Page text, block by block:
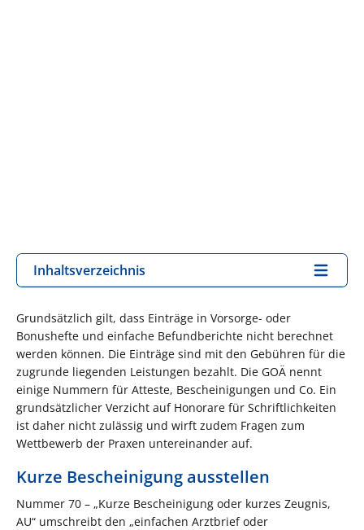
Inhaltsverzeichnis
Grundsätzlich gilt, dass Einträge in Vorsorge- oder
Bonushefte und einfache Befundberichte nicht berechnet
werden können. Die Einträge sind mit den Gebühren für die
zugrunde liegenden Leistungen bezahlt. Die GOÄ nennt
einige Nummern für Atteste, Bescheinigungen und Co. Ein
grundsätzlicher Verzicht auf Honorare für Schriftlichkeiten
ist daher nicht zulässig und wirft zudem Fragen zum
Wettbewerb der Praxen untereinander auf.
Kurze Bescheinigung ausstellen
Nummer 70 – „Kurze Bescheinigung oder kurzes Zeugnis,
AU“ umschreibt den „einfachen Arztbrief oder